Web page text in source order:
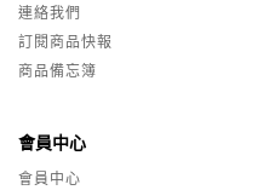
連絡我們
訂閱商品快報
商品備忘簿
會員中心
會員中心